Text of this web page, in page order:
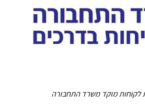
לקוחות מוקד משרד התחבורה